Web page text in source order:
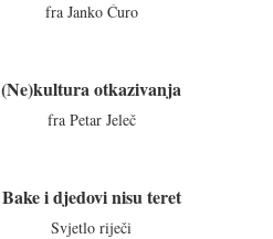
fra Janko Ćuro
(Ne)kultura otkazivanja
fra Petar Jeleč
Bake i djedovi nisu teret
Svjetlo riječi